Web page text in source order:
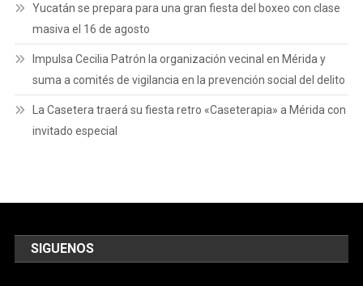
Yucatán se prepara para una gran fiesta del boxeo con clase
masiva el 16 de agosto
Impulsa Cecilia Patrón la organización vecinal en Mérida y
suma a comités de vigilancia en la prevención social del delito
La Casetera traerá su fiesta retro «Caseterapia» a Mérida con
invitado especial
SIGUENOS